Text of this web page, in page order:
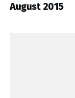
August 2015